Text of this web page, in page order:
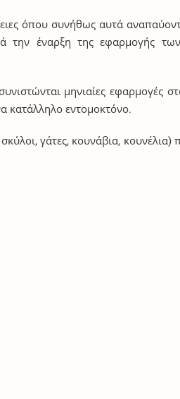
όπου συνήθως αυτά
την έναρξη της εφαρμογής
μηνιαίες εφαρμογές
κατάλληλο εντομοκτόνο.
γάτες, κουνάβια, κουνέλια)